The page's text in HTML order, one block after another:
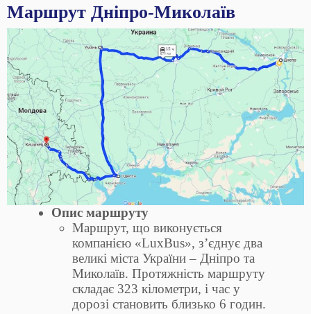
Маршрут Дніпро-Миколаїв
Опис маршруту
Маршрут, що виконується
компанією «LuxBus», з’єднує два
великі міста України – Дніпро та
Миколаїв. Протяжність маршруту
складає 323 кілометри, і час у
дорозі становить близько 6 годин.